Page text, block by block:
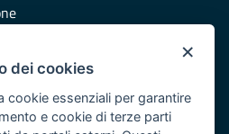
Puglia
del POR Puglia 2014/2020 -
×
dei cookies
cookie essenziali per garantire
e cookie di terze parti